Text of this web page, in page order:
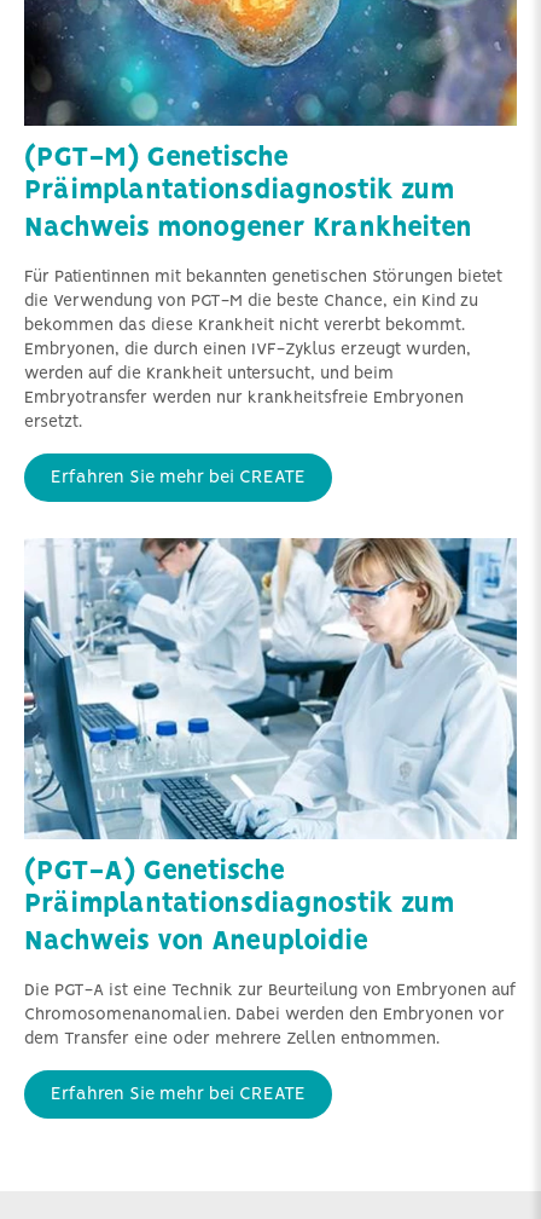
(PGT-M) Genetische
Präimplantationsdiagnostik zum
Nachweis monogener Krankheiten
Für Patientinnen mit bekannten genetischen Störungen bietet
die Verwendung von PGT-M die beste Chance, ein Kind zu
bekommen das diese Krankheit nicht vererbt bekommt.
Embryonen, die durch einen IVF-Zyklus erzeugt wurden,
werden auf die Krankheit untersucht, und beim
Embryotransfer werden nur krankheitsfreie Embryonen
ersetzt.
Erfahren Sie mehr bei CREATE
(PGT-A) Genetische
Präimplantationsdiagnostik zum
Nachweis von Aneuploidie
Die PGT-A ist eine Technik zur Beurteilung von Embryonen auf
Chromosomenanomalien. Dabei werden den Embryonen vor
dem Transfer eine oder mehrere Zellen entnommen.
Erfahren Sie mehr bei CREATE